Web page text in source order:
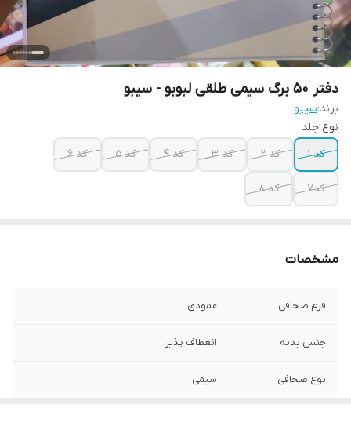
دفتر 50 برگ سیمی طلقی لبوبو - سیبو
برند:سیبو
نوع جلد
کد 1
کد 2 کد 3 کد 4 کد 5 کد 6
کد7 کد 8
مشخصات
فرم صحافی عمودی
جنس بدنه انعطاف پذیر
نوع صحافی سیمی